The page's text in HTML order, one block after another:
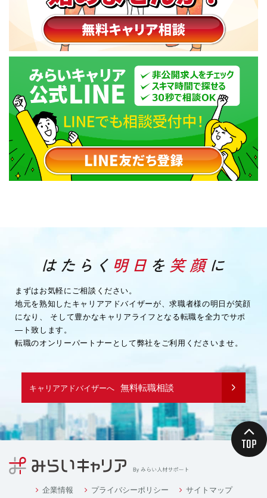
まずはお気軽にご相談ください。
地元を熟知したキャリアアドバイザーが、求職者様の明日が笑顔
になり、
そして豊かなキャリアライフとなる転職を全力でサポ
―ト致します。
転職のオンリーパートナーとして弊社をご利用くださいませ。
キャリアアドバイザーへ 無料転職相談
企業情報 プライバシーポリシー サイトマップ